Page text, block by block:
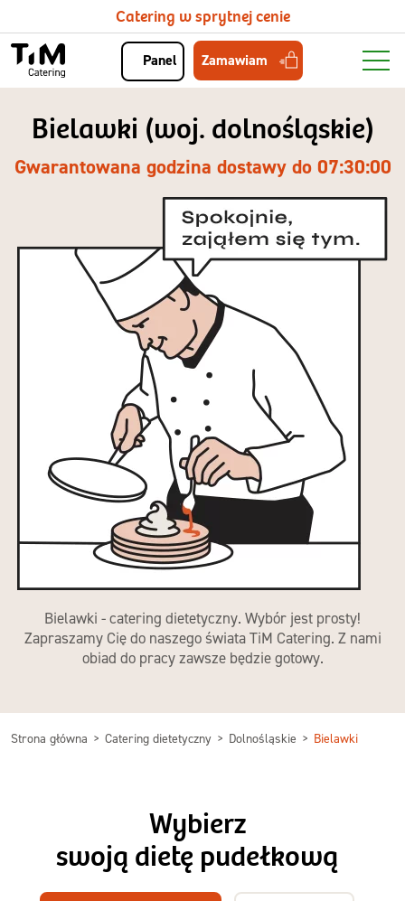
Catering w sprytnej cenie
Panel Zamawiam
Bielawki (woj. dolnośląskie)
Gwarantowana godzina dostawy do 07:30:00
Bielawki - catering dietetyczny. Wybór jest prosty!
Zapraszamy Cię do naszego świata TiM Catering. Z nami
obiad do pracy zawsze będzie gotowy.
Strona główna Catering dietetyczny Dolnośląskie Bielawki
Wybierz
swoją dietę pudełkową